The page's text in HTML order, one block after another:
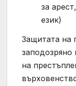
за
език)
Защитата на
на